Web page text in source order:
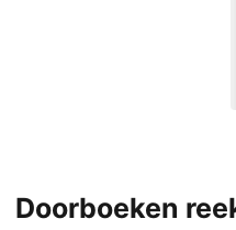
Doorboeken